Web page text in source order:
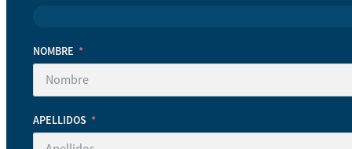
NOMBRE
APELLIDOS